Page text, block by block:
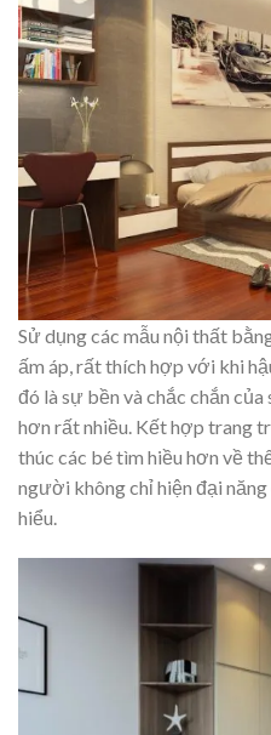
Sử dụng các mẫu nội thất
ấm áp, rất thích hợp với khi
đó là sự bền và chắc chắn của
hơn rất nhiều. Kết hợp trang
thúc các bé tìm hiều hơn về
người không chỉ hiện đại năng
hiểu.